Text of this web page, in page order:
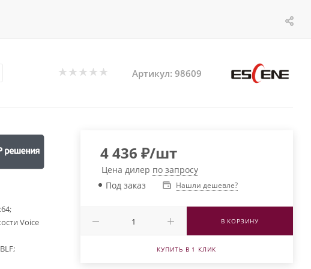
Артикул: 98609
Voice
4 436 ₽/шт
Цена дилер по запросу
Под заказ
Нашли дешевле?
В КОРЗИНУ
КУПИТЬ В 1 КЛИК